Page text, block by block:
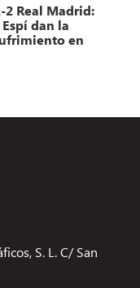
2 Real Madrid:
dan la
en
S. L. C/ San